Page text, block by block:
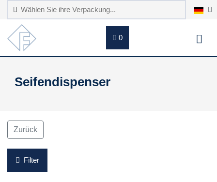
0
Seifendispenser
Zurück
Filter